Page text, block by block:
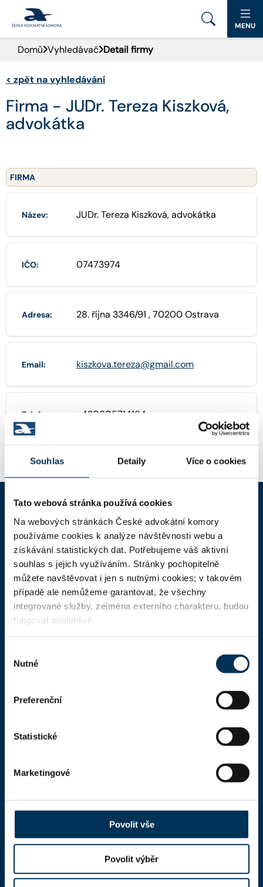
Souhlas Detaily Více o cookies
Tato webová stránka používá cookies
Na webových stránkách České advokátní komory
používáme cookies k analýze návštěvnosti webu a
získávání statistických dat. Potřebujeme váš aktivní
souhlas s jejich využíváním. Stránky pochopitelně
můžete navštěvovat i jen s nutnými cookies; v takovém
případě ale nemůžeme garantovat, že všechny
integrované služby, zejména externího charakteru, budou
fungovat spolehlivě.
souhlasu
Nutné
Preferenční
Statistické
Marketingové
Povolit vše
Povolit výběr
PORTÁL ČAK
DOMŮ
AKTUALITY
PRO VEŘEJNOST
MENU
Domů Vyhledávač Detail firmy
< zpět na vyhledávání
Firma - JUDr. Tereza Kiszková,
advokátka
FIRMA
Název: JUDr. Tereza Kiszková, advokátka
IČO: 07473974
Adresa: 28. října 3346/91 , 70200 Ostrava
Email: kiszkova.tereza@gmail.com
Telefon: +420605714164
ČAK
Domů
Aktuality
Dokumenty a formuláře
Pro veřejnost
Advokátní deník
Portál ČAK
Česká advokátní komora
Kaňkův palác
110 00 Praha 1,mapa
DIČ: CZ66000777